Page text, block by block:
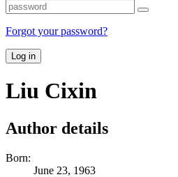
Forgot your password?
Log in
Liu Cixin
Author details
Born:
June 23, 1963